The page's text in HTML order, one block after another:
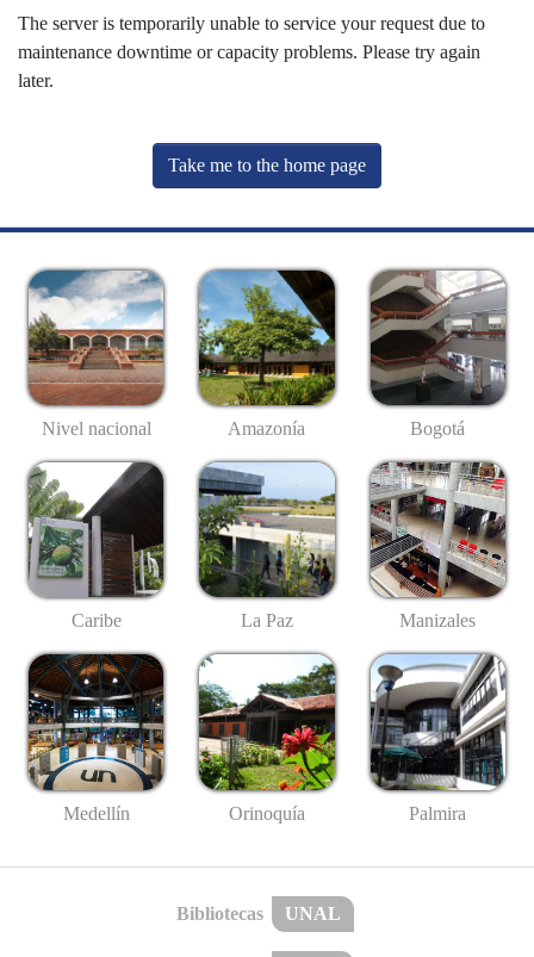
The server is temporarily unable to service your request due to
maintenance downtime or capacity problems. Please try again
later.
Take me to the home page
Nivel nacional Amazonía Bogotá
Caribe La Paz Manizales
Medellín Orinoquía Palmira
Bibliotecas UNAL